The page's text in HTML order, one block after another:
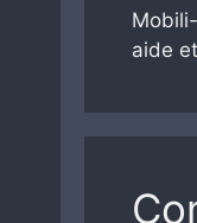
aide